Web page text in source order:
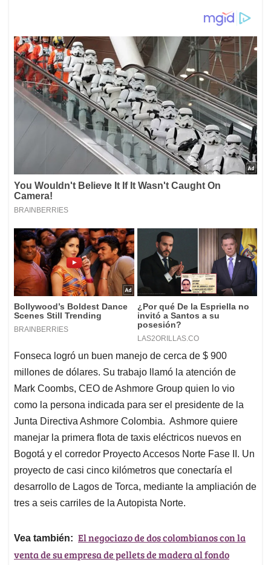
Fonseca logró un buen manejo de cerca de $ 900
millones de dólares. Su trabajo llamó la atención de
Mark Coombs, CEO de Ashmore Group quien lo vio
como la persona indicada para ser el presidente de la
Junta Directiva Ashmore Colombia. Ashmore quiere
manejar la primera flota de taxis eléctricos nuevos en
Bogotá y el corredor Proyecto Accesos Norte Fase II. Un
proyecto de casi cinco kilómetros que conectaría el
desarrollo de Lagos de Torca, mediante la ampliación de
tres a seis carriles de la Autopista Norte.
Vea también: El negociazo de dos colombianos con la
venta de su empresa de pellets de madera al fondo